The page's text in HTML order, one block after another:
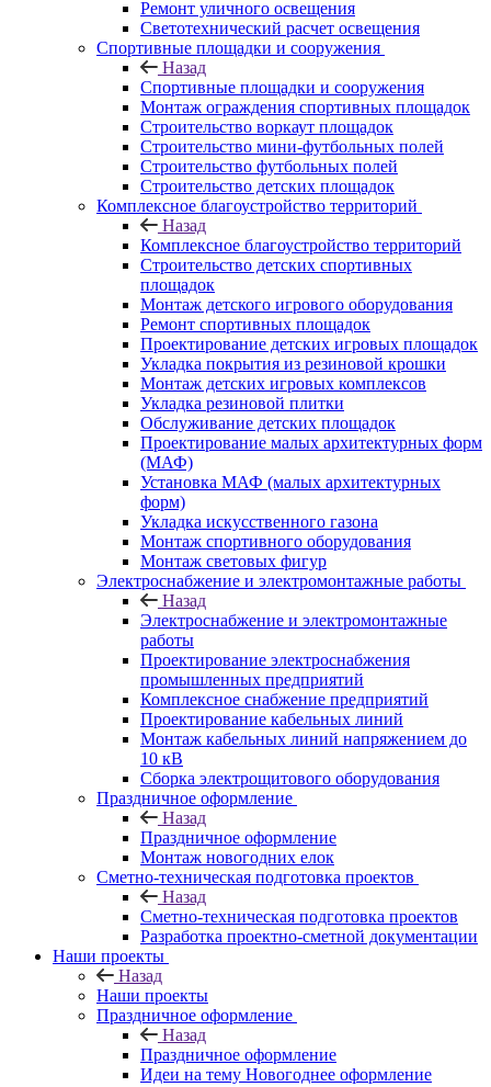
Ремонт уличного освещения
Светотехнический расчет освещения
Спортивные площадки и сооружения
Назад
Спортивные площадки и сооружения
Монтаж ограждения спортивных площадок
Строительство воркаут площадок
Строительство мини-футбольных полей
Строительство футбольных полей
Строительство детских площадок
Комплексное благоустройство территорий
Назад
Комплексное благоустройство территорий
Строительство детских спортивных
площадок
Монтаж детского игрового оборудования
Ремонт спортивных площадок
Проектирование детских игровых площадок
Укладка покрытия из резиновой крошки
Монтаж детских игровых комплексов
Укладка резиновой плитки
Обслуживание детских площадок
Проектирование малых архитектурных форм
(МАФ)
Установка МАФ (малых архитектурных
форм)
Укладка искусственного газона
Монтаж спортивного оборудования
Монтаж световых фигур
Электроснабжение и электромонтажные работы
Назад
Электроснабжение и электромонтажные
работы
Проектирование электроснабжения
промышленных предприятий
Комплексное снабжение предприятий
Проектирование кабельных линий
Монтаж кабельных линий напряжением до
10 кВ
Сборка электрощитового оборудования
Праздничное оформление
Назад
Праздничное оформление
Монтаж новогодних елок
Сметно-техническая подготовка проектов
Назад
Сметно-техническая подготовка проектов
Разработка проектно-сметной документации
Наши проекты
Назад
Наши проекты
Праздничное оформление
Назад
Праздничное оформление
Идеи на тему Новогоднее оформление